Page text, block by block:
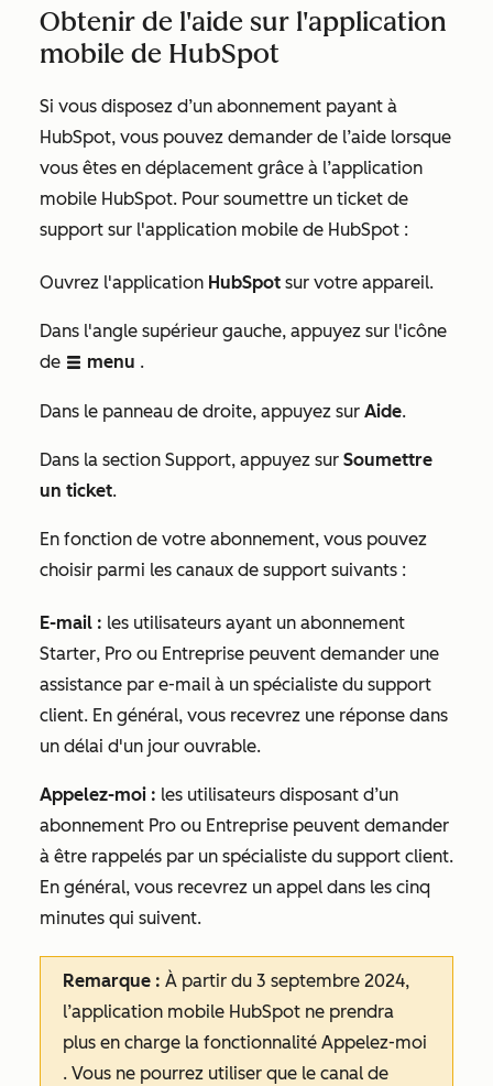
Obtenir de l'aide sur l'application
mobile de HubSpot
Si vous disposez d’un abonnement payant à
HubSpot, vous pouvez demander de l’aide lorsque
vous êtes en déplacement grâce à l’application
mobile HubSpot. Pour soumettre un ticket de
support sur l'application mobile de HubSpot :
Ouvrez l'application HubSpot sur votre appareil.
Dans l'angle supérieur gauche, appuyez sur l'icône
de listView menu .
Dans le panneau de droite, appuyez sur Aide.
Dans la section Support, appuyez sur Soumettre
un ticket.
En fonction de votre abonnement, vous pouvez
choisir parmi les canaux de support suivants :
E-mail : les utilisateurs ayant un abonnement
Starter, Pro ou Entreprise peuvent demander une
assistance par e-mail à un spécialiste du support
client. En général, vous recevrez une réponse dans
un délai d'un jour ouvrable.
Appelez-moi : les utilisateurs disposant d’un
abonnement Pro ou Entreprise peuvent demander
à être rappelés par un spécialiste du support client.
En général, vous recevrez un appel dans les cinq
minutes qui suivent.
Remarque : À partir du 3 septembre 2024,
l’application mobile HubSpot ne prendra
plus en charge la fonctionnalité Appelez-moi
. Vous ne pourrez utiliser que le canal de